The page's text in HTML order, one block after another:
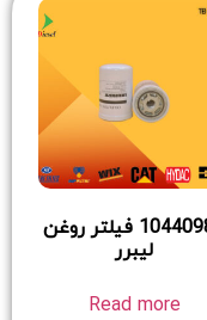
10440983 فیلتر روغن
لیبرر
Read more